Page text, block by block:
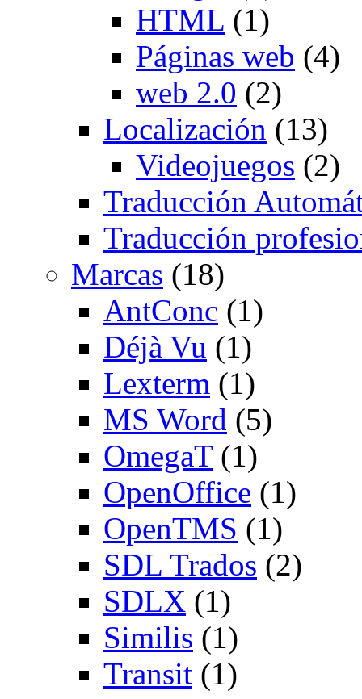
HTML (1)
Páginas web (4)
web 2.0 (2)
Localización (13)
Videojuegos (2)
Traducción
Traducción
Marcas (18)
AntConc (1)
Déjà Vu (1)
Lexterm (1)
MS Word (5)
OmegaT(1)
OpenOffice (1)
OpenTMS (1)
SDL Trados (2)
SDLX (1)
Similis (1)
Transit (1)